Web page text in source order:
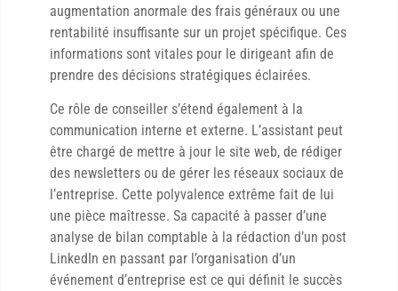
augmentation anormale des frais généraux ou une
rentabilité insuffisante sur un projet spécifique. Ces
informations sont vitales pour le dirigeant afin de
prendre des décisions stratégiques éclairées.
Ce rôle de conseiller s’étend également à la
communication interne et externe. L’assistant peut
être chargé de mettre à jour le site web, de rédiger
des newsletters ou de gérer les réseaux sociaux de
l’entreprise. Cette polyvalence extrême fait de lui
une pièce maîtresse. Sa capacité à passer d’une
analyse de bilan comptable à la rédaction d’un post
LinkedIn en passant par l’organisation d’un
événement d’entreprise est ce qui définit le succès